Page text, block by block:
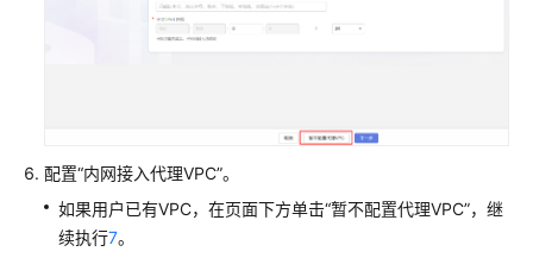
权
购
配置“内网接入代理VPC”。
如果用户已有VPC，在页面下方单击“暂不配置代理VPC”，继
续执行7。